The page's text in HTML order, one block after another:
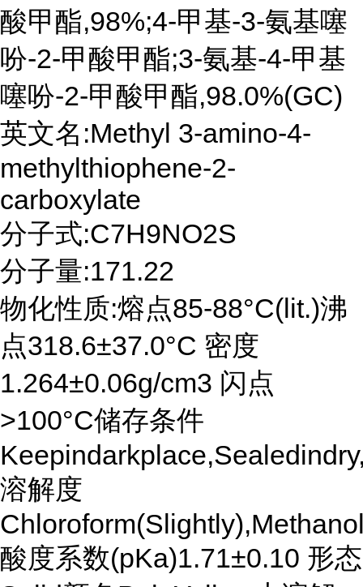
酸甲酯,98%;4-甲基-3-氨基噻
吩-2-甲酸甲酯;3-氨基-4-甲基
噻吩-2-甲酸甲酯,98.0%(GC)
英文名:Methyl 3-amino-4-
methylthiophene-2-
carboxylate
分子式:C7H9NO2S
分子量:171.22
物化性质:熔点85-88°C(lit.)沸
点318.6±37.0°C 密度
1.264±0.06g/cm3 闪点
>100°C储存条件
溶解度
酸度系数(pKa)1.71±0.10 形态